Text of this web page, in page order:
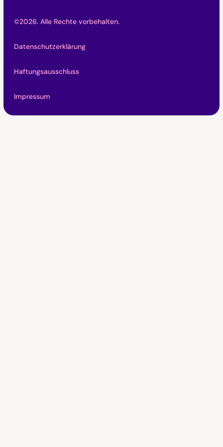
©2026. Alle Rechte vorbehalten.
Datenschutzerklärung
Haftungsausschluss
Impressum